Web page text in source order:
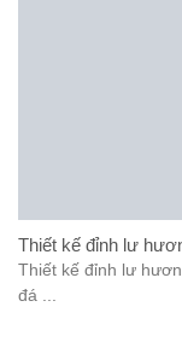
Thiết kế đỉnh lư
Thiết kế đỉnh lư
đá ...